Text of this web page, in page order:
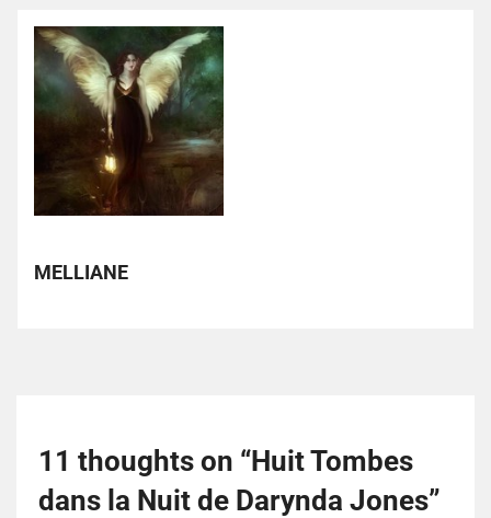
MELLIANE
11 thoughts on “Huit Tombes
dans la Nuit de Darynda Jones”